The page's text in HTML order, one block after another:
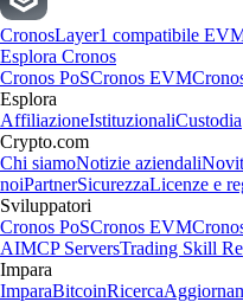
CronosLayer1 compatibile
Esplora Cronos
Cronos PoSCronos EVM
Esplora
AffiliazioneIstituzionaliCustodia
Crypto.com
Chi siamoNotizie aziendali
noiPartnerSicurezzaLicenze e
Sviluppatori
Cronos PoSCronos EVM
AIMCP ServersTrading Skill
Impara
ImparaBitcoinRicerca